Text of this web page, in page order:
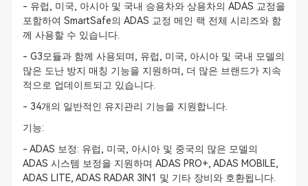
- 유럽, 미국, 아시아 및 국내 승용차와 상용차의 ADAS 교정을
포함하여 SmartSafe의 ADAS 교정 메인 랙 전체 시리즈와 함
께 사용할 수 있습니다.
- G3모듈과 함께 사용되며, 유럽, 미국, 아시아 및 국내 모델의
많은 도난 방지 매칭 기능을 지원하며, 더 많은 브랜드가 지속
적으로 업데이트되고 있습니다.
- 34개의 일반적인 유지관리 기능을 지원합니다.
기능:
- ADAS 보정: 유럽, 미국, 아시아 및 중국의 많은 모델의
ADAS 시스템 보정을 지원하며 ADAS PRO+, ADAS MOBILE,
ADAS LITE, ADAS RADAR 3IN1 및 기타 장비와 호환됩니다.